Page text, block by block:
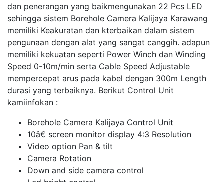
dan penerangan yang baikmengunakan 22 Pcs LED
sehingga sistem Borehole Camera Kalijaya Karawang
memiliki Keakuratan dan kterbaikan dalam sistem
pengunaan dengan alat yang sangat canggih. adapun
memiliki kekuatan seperti Power Winch dan Winding
Speed 0-10m/min serta Cable Speed Adjustable
mempercepat arus pada kabel dengan 300m Length
durasi yang terbaiknya. Berikut Control Unit
kamiinfokan :
Borehole Camera Kalijaya Control Unit
10â€ screen monitor display 4:3 Resolution
Video option Pan & tilt
Camera Rotation
Down and side camera control